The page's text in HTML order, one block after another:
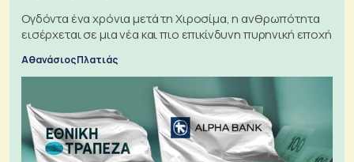
Ογδόντα ένα χρόνια μετά τη Χιροσίμα, η ανθρωπότητα
εισέρχεται σε μια νέα και πιο επικίνδυνη πυρηνική εποχή
Αθανάσιος Πλατιάς